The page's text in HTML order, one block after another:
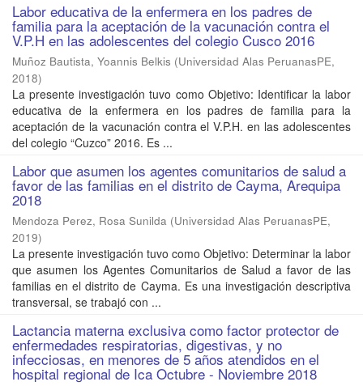
Labor educativa de la enfermera en los padres de
familia para la aceptación de la vacunación contra el
V.P.H en las adolescentes del colegio Cusco 2016
Muñoz Bautista, Yoannis Belkis (Universidad Alas PeruanasPE,
2018)
La presente investigación tuvo como Objetivo: Identificar la labor
educativa de la enfermera en los padres de familia para la
aceptación de la vacunación contra el V.P.H. en las adolescentes
del colegio “Cuzco” 2016. Es ...
Labor que asumen los agentes comunitarios de salud a
favor de las familias en el distrito de Cayma, Arequipa
2018
Mendoza Perez, Rosa Sunilda (Universidad Alas PeruanasPE,
2019)
La presente investigación tuvo como Objetivo: Determinar la labor
que asumen los Agentes Comunitarios de Salud a favor de las
familias en el distrito de Cayma. Es una investigación descriptiva
transversal, se trabajó con ...
Lactancia materna exclusiva como factor protector de
enfermedades respiratorias, digestivas, y no
infecciosas, en menores de 5 años atendidos en el
hospital regional de Ica Octubre - Noviembre 2018